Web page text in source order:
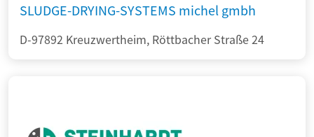
SLUDGE-DRYING-SYSTEMS michel gmbh
D-97892 Kreuzwertheim, Röttbacher Straße 24